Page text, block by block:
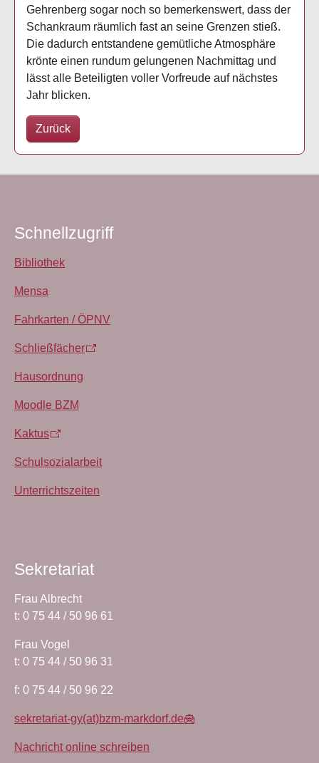
Gehrenberg sogar noch so bemerkenswert, dass der
Schankraum räumlich fast an seine Grenzen stieß.
Die dadurch entstandene gemütliche Atmosphäre
krönte einen rundum gelungenen Nachmittag und
lässt alle Beteiligten voller Vorfreude auf nächstes
Jahr blicken.
Zurück
Schnellzugriff
Bibliothek
Mensa
Fahrkarten / ÖPNV
Schließfächer
Hausordnung
Moodle BZM
Kaktus
Schulsozialarbeit
Unterrichtszeiten
Sekretariat
Frau Albrecht
t: 0 75 44 / 50 96 61
Frau Vogel
t: 0 75 44 / 50 96 31
f: 0 75 44 / 50 96 22
sekretariat-gy(at)bzm-markdorf.de
Nachricht online schreiben